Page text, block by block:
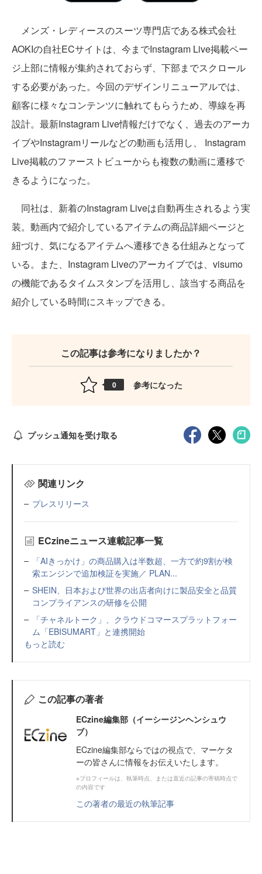
メンズ・レディースのスーツ専門店である株式会社
AOKIの自社ECサイトは、今までInstagram Live掲載ペー
ジ上部に情報が集約されておらず、下部までスクロール
する必要があった。今回のデザインリニューアルでは、
顧客に様々なコンテンツに触れてもらうため、導線を再
設計。最新Instagram Live情報だけでなく、過去のアーカ
イブやInstagramリールなどの動画も活用し、 Instagram
Live掲載のファーストビューからも複数の動画に遷移で
きるようになった。
同社は、新着のInstagram Liveは自動再生されるよう実
装。動画内で紹介しているアイテムの商品詳細ページと
紐づけ、気になるアイテムへ遷移できる仕組みとなって
いる。また、Instagram Liveのアーカイブでは、visumo
の機能であるタイムスタンプを活用し、該当する商品を
紹介している時間にスキップできる。
この記事は参考になりましたか？
0 参考になった
プッシュ通知を受け取る
関連リンク
プレスリリース
ECzineニュース連載記事一覧
「AIきっかけ」の商品購入は半数超、一方で約9割が検
索エンジンで追加検証を実施／ PLAN...
SHEIN、日本および世界の出店者向けに製品安全と品質
コンプライアンスの研修を公開
「チャネルトーク」、クラウドコマースプラットフォー
ム「EBISUMART」と連携開始
もっと読む
この記事の著者
ECzine編集部（イーシージンヘンシュウ
ブ）
ECzine編集部ならではの視点で、マーケタ
ーの皆さんに情報をお伝えいたします。
※プロフィールは、執筆時点、または直近の記事の寄稿時点で
の内容です
この著者の最近の執筆記事